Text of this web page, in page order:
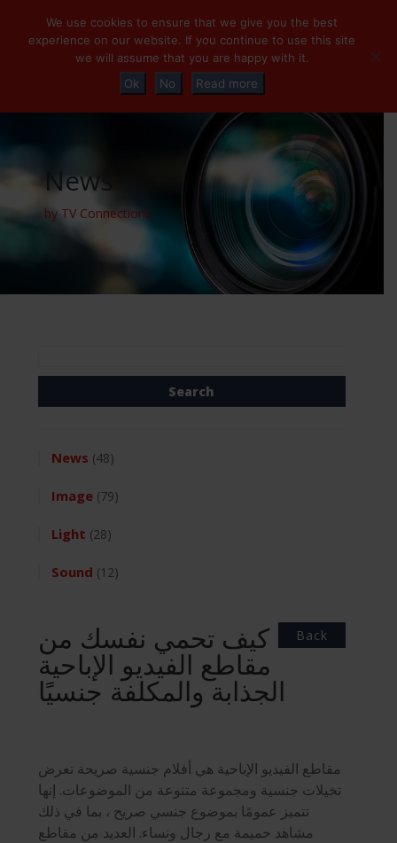
News
by TV Connections
for:
News (48)
Image (79)
Light (28)
Sound (12)
Back كيف تحمي نفسك من
مقاطع الفيديو الإباحية
الجذابة والمكلفة جنسيًا
مقاطع الفيديو الإباحية هي أفلام جنسية صريحة تعرض
تخيلات جنسية ومجموعة متنوعة من الموضوعات. إنها
تتميز عمومًا بموضوع جنسي صريح ، بما في ذلك
مشاهد حميمة مع رجال ونساء. العديد من مقاطع
We use cookies to ensure that we give you the best
experience on our website. If you continue to use this site
we will assume that you are happy with it.
Ok
No Read more